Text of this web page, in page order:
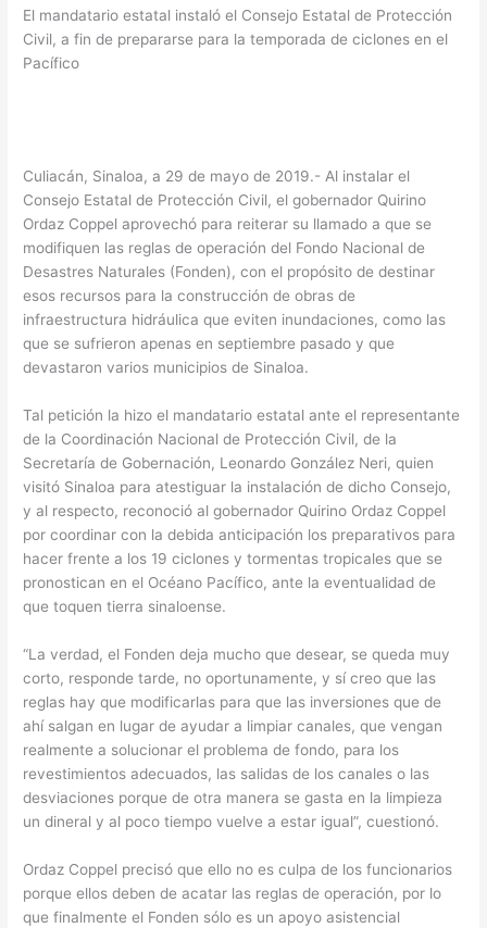
El mandatario estatal instaló el Consejo Estatal de Protección
Civil, a fin de prepararse para la temporada de ciclones en el
Pacífico
Culiacán, Sinaloa, a 29 de mayo de 2019.- Al instalar el
Consejo Estatal de Protección Civil, el gobernador Quirino
Ordaz Coppel aprovechó para reiterar su llamado a que se
modifiquen las reglas de operación del Fondo Nacional de
Desastres Naturales (Fonden), con el propósito de destinar
esos recursos para la construcción de obras de
infraestructura hidráulica que eviten inundaciones, como las
que se sufrieron apenas en septiembre pasado y que
devastaron varios municipios de Sinaloa.
Tal petición la hizo el mandatario estatal ante el representante
de la Coordinación Nacional de Protección Civil, de la
Secretaría de Gobernación, Leonardo González Neri, quien
visitó Sinaloa para atestiguar la instalación de dicho Consejo,
y al respecto, reconoció al gobernador Quirino Ordaz Coppel
por coordinar con la debida anticipación los preparativos para
hacer frente a los 19 ciclones y tormentas tropicales que se
pronostican en el Océano Pacífico, ante la eventualidad de
que toquen tierra sinaloense.
“La verdad, el Fonden deja mucho que desear, se queda muy
corto, responde tarde, no oportunamente, y sí creo que las
reglas hay que modificarlas para que las inversiones que de
ahí salgan en lugar de ayudar a limpiar canales, que vengan
realmente a solucionar el problema de fondo, para los
revestimientos adecuados, las salidas de los canales o las
desviaciones porque de otra manera se gasta en la limpieza
un dineral y al poco tiempo vuelve a estar igual”, cuestionó.
Ordaz Coppel precisó que ello no es culpa de los funcionarios
porque ellos deben de acatar las reglas de operación, por lo
que finalmente el Fonden sólo es un apoyo asistencial